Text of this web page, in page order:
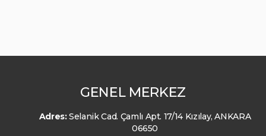
GENEL MERKEZ
Adres:Selanik Cad. Çamlı Apt. 17/14 Kızılay, ANKARA
06650